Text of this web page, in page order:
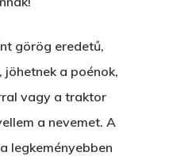
görög eredetű,
a poénok,
vagy a traktor
a nevemet. A
legkeményebben
KÖNYVESBOLTBA,
A „BECSÜLETES”